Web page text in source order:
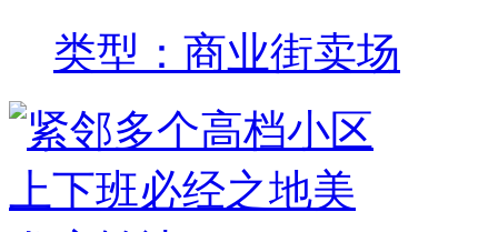
类型：商业街卖场